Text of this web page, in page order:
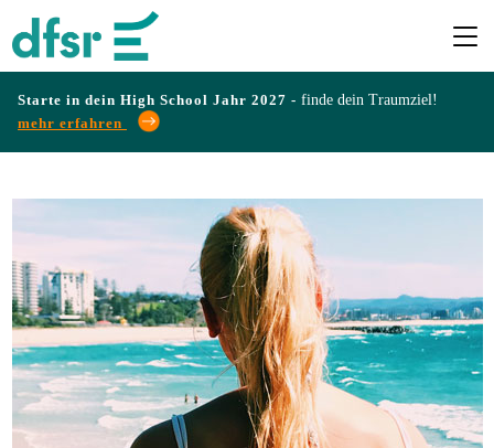
Starte in dein High School Jahr 2027 - finde dein Traumziel!
mehr erfahren
Programme
Infos
&
Erfahrungen